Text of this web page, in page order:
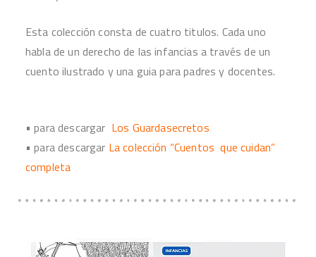
Esta colección consta de cuatro titulos. Cada uno
habla de un derecho de las infancias a través de un
cuento ilustrado y una guia para padres y docentes.
• para descargar Los Guardasecretos
• para descargar La colección “Cuentos que cuidan”
completa